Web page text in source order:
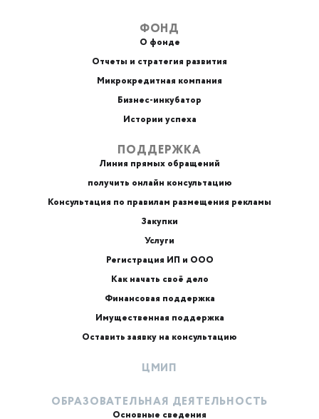
ФОНД
О фонде
Отчеты и стратегия развития
Микрокредитная компания
Бизнес-инкубатор
Истории успеха
ПОДДЕРЖКА
Линия прямых обращений
получить онлайн консультацию
Консультация по правилам размещения рекламы
Закупки
Услуги
Регистрация ИП и ООО
Как начать своё дело
Финансовая поддержка
Имущественная поддержка
Оставить заявку на консультацию
ЦМИП
ОБРАЗОВАТЕЛЬНАЯ ДЕЯТЕЛЬНОСТЬ
Основные сведения